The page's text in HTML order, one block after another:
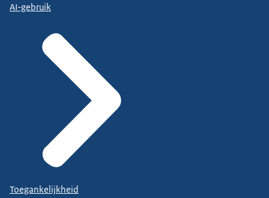
AI-gebruik
Toegankelijkheid